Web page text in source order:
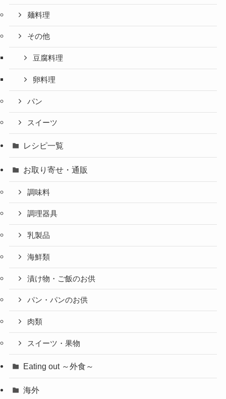
麺料理
その他
豆腐料理
卵料理
パン
スイーツ
レシピ一覧
お取り寄せ・通販
調味料
調理器具
乳製品
海鮮類
漬け物・ご飯のお供
パン・パンのお供
肉類
スイーツ・果物
Eating out ～外食～
海外